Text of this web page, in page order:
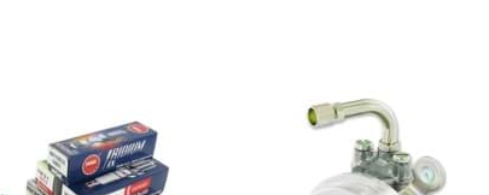
(filettatura
Carburatore 13/
per Pony Cross/